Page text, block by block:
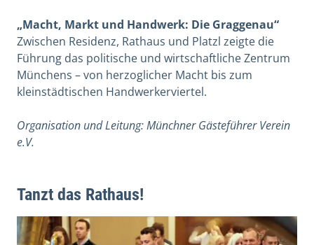
„Macht, Markt und Handwerk: Die Graggenau“
Zwischen Residenz, Rathaus und Platzl zeigte die
Führung das politische und wirtschaftliche Zentrum
Münchens – von herzoglicher Macht bis zum
kleinstädtischen Handwerkerviertel.
Organisation und Leitung: Münchner Gästeführer Verein
e.V.
Tanzt das Rathaus!